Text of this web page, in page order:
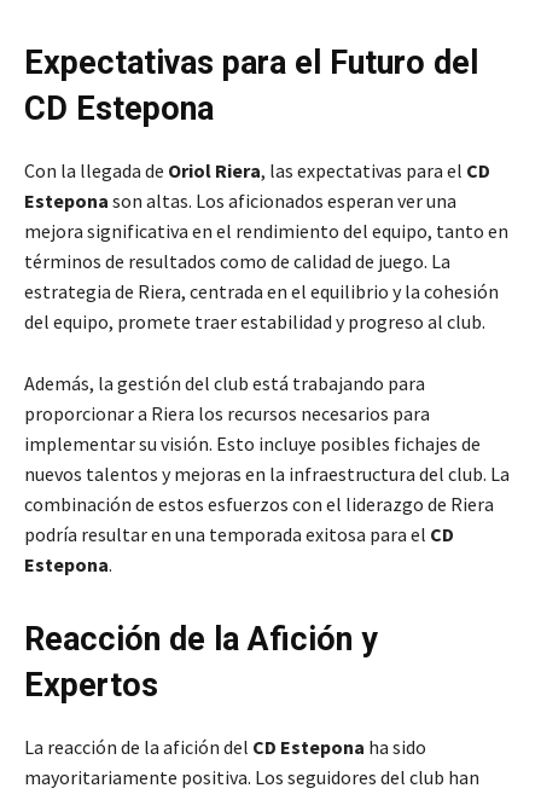
Expectativas para el Futuro del
CD Estepona
Con la llegada de Oriol Riera, las expectativas para el CD
Estepona son altas. Los aficionados esperan ver una
mejora significativa en el rendimiento del equipo, tanto en
términos de resultados como de calidad de juego. La
estrategia de Riera, centrada en el equilibrio y la cohesión
del equipo, promete traer estabilidad y progreso al club.
Además, la gestión del club está trabajando para
proporcionar a Riera los recursos necesarios para
implementar su visión. Esto incluye posibles fichajes de
nuevos talentos y mejoras en la infraestructura del club. La
combinación de estos esfuerzos con el liderazgo de Riera
podría resultar en una temporada exitosa para el CD
Estepona.
Reacción de la Afición y
Expertos
La reacción de la afición del CD Estepona ha sido
mayoritariamente positiva. Los seguidores del club han